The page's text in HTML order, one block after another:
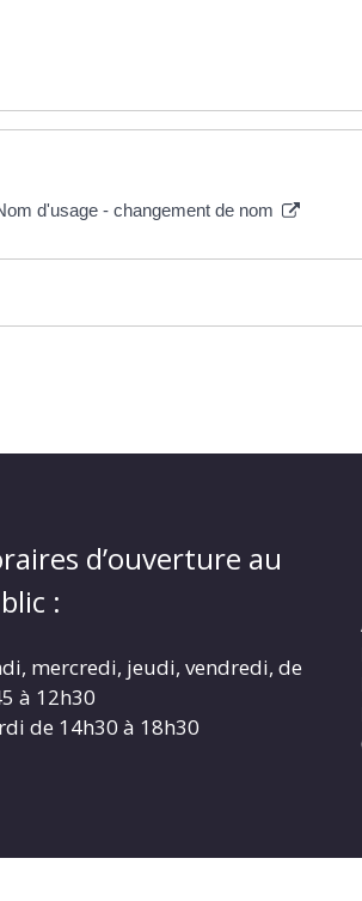
d'usage - changement de nom
d’ouverture au
:
mercredi, jeudi, vendredi, de
à 12h30
de 14h30 à 18h30